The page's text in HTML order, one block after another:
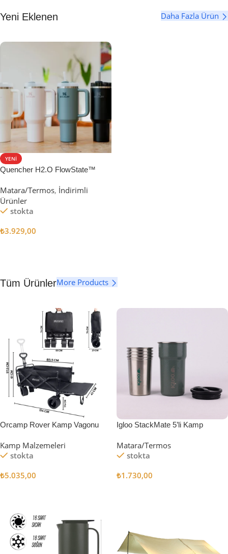
Yeni Eklenen Daha Fazla Ürün
YENI
Quencher H2.O FlowState™
Matara/Termos, İndirimli
Ürünler
stokta
₺3.929,00
Tüm ÜrünlerMore Products
Orcamp Rover Kamp Vagonu
Kamp Malzemeleri
stokta
₺5.035,00
Igloo StackMate 5’li Kamp
Matara/Termos
stokta
₺1.730,00